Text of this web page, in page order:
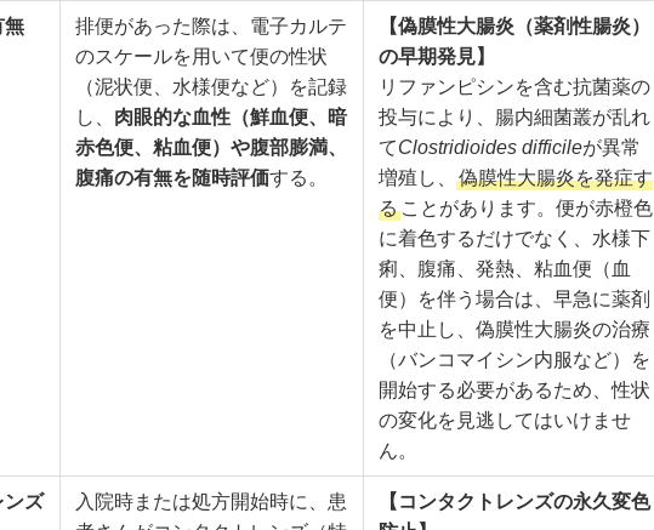
無
排便があった際は、電子カルテ
のスケールを用いて便の性状
（泥状便、水様便など）を記録
し、 肉眼的な血性（鮮血便、暗
赤色便、粘血便）や腹部膨満、
腹痛の有無を随時評価する。
【偽膜性大腸炎（薬剤性腸炎）
の早期発見】
リファンピシンを含む抗菌薬の
投与により、腸内細菌叢が乱れ
てClostridioides difficileが異常
増殖し、
偽膜性大腸炎を発症す
る ことがあります。便が赤橙色
に着色するだけでなく、水様下
痢、腹痛、発熱、粘血便（血
便）を伴う場合は、早急に薬剤
を中止し、偽膜性大腸炎の治療
（バンコマイシン内服など）を
開始する必要があるため、性状
の変化を見逃してはいけませ
ん。
ンズ
入院時または処方開始時に、患
【コンタクトレンズの永久変色